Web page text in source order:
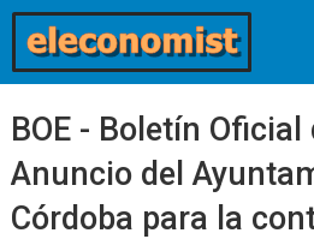
BOE - Boletín Oficial
Anuncio del
Córdoba para la